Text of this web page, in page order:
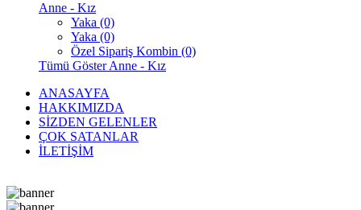
Anne - Kız
Yaka (0)
Yaka (0)
Özel Sipariş Kombin (0)
Tümü Göster Anne - Kız
ANASAYFA
HAKKIMIZDA
SİZDEN GELENLER
ÇOK SATANLAR
İLETİŞİM